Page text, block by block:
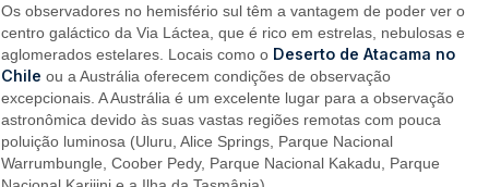
Os observadores no hemisfério sul têm a vantagem de poder ver o
centro galáctico da Via Láctea, que é rico em estrelas, nebulosas e
aglomerados estelares. Locais como o Deserto de Atacama no
Chile ou a Austrália oferecem condições de observação
excepcionais. A Austrália é um excelente lugar para a observação
astronômica devido às suas vastas regiões remotas com pouca
poluição luminosa (Uluru, Alice Springs, Parque Nacional
Warrumbungle, Coober Pedy, Parque Nacional Kakadu, Parque